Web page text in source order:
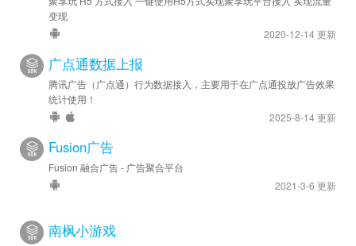
变现
2020-12-14 更新
广点通数据上报
腾讯广告（广点通）行为数据接入，主要用于在广点通投放广告效果
统计使用！
2025-8-14 更新
Fusion广告
Fusion 融合广告 - 广告聚合平台
2021-3-6 更新
南枫小游戏